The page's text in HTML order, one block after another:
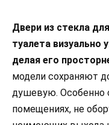
Двери из стекла
туалета визуально
делая его
модели сохраняют
душевую. Особенно
помещениях, не